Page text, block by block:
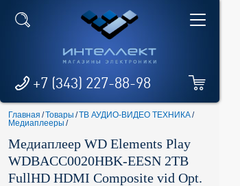
+7 (343) 227-88-98
Главная /Товары /ТВ АУДИО-ВИДЕО ТЕХНИКА/
Медиаплееры /
Медиаплеер WD Elements Play
WDBACC0020HBK-EESN 2TB
FullHD HDMI Composite vid Opt.